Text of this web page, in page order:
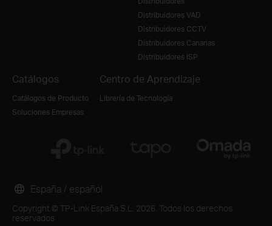
Distribuidores VAD
Distribuidores CCTV
Distribuidores Canarias
Distribuidores ISP
Catálogos
Catálogos de Producto
Soluciones Empresas
Centro de Aprendizaje
Librería de Tecnología
Copyright © TP-Link España S.L. 2026. Todos los derechos
reservados
España / español